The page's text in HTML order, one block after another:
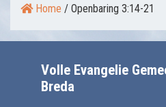
Home / Openbaring 3:14-21
Volle Evangelie
Breda